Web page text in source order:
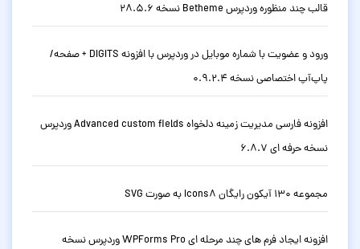
قالب چند منظوره وردپرس Betheme نسخه 28.5.6
ورود و عضویت با شماره موبایل در وردپرس با افزونه DIGITS + صفحه/
پاپ‌آپ اختصاصی نسخه 0.9.2.4
افزونه فارسی مدیریت زمینه دلخواه Advanced custom fields وردپرس
نسخه حرفه ای 6.8.7
مجموعه 130 آیکون رایگان Icons8 به صورت SVG
افزونه ایجاد فرم های چند مرحله ای WPForms Pro وردپرس نسخه